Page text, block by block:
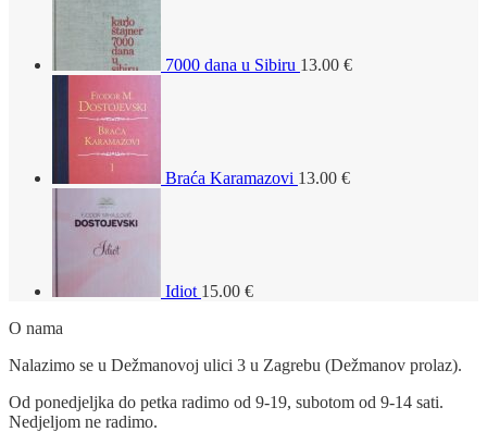
7000 dana u Sibiru 13.00 €
Braća Karamazovi 13.00 €
Idiot 15.00 €
O nama
Nalazimo se u Dežmanovoj ulici 3 u Zagrebu (Dežmanov prolaz).
Od ponedjeljka do petka radimo od 9-19, subotom od 9-14 sati.
Nedjeljom ne radimo.